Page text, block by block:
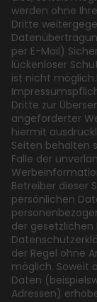
werden ohne
Dritte
per E-Mail)
lückenloser
ist nicht
Dritte zur
angeforderter
hiermit
Seiten behalten
Falle der
Betreiber dieser
persönlichen
der
der Regel ohne
möglich. Soweit
Daten
Adressen)